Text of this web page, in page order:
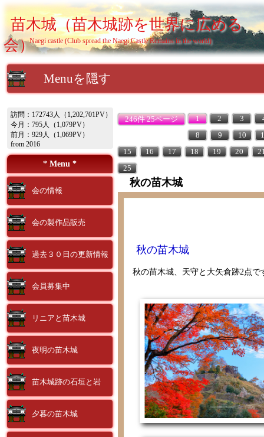
苗木城（苗木城跡を世界に広める
会）Naegi castle (Club spread the Naegi Castle Remains in the world)
Menuを隠す
訪問：172743人（1,202,701PV）
今月：795人（1,079PV）
前月：929人（1,069PV）
from 2016
* Menu *
会の情報
会の製作品販売
過去３０日の更新情報
会員募集中
リニアと苗木城
夜明の苗木城
苗木城跡の石垣と岩
夕暮の苗木城
246件 25ページ 1 2 3
8
9 10
15
16 17 18 19 20
25
秋の苗木城
秋の苗木城
秋の苗木城、天守と大矢倉跡2点で